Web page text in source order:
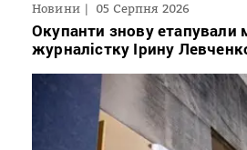
Новини 05 Серпня 2026
Окупанти знову етапували
журналістку Ірину